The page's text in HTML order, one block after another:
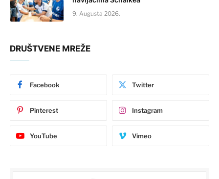
9. Augusta 2026.
DRUŠTVENE MREŽE
Facebook Twitter
Pinterest Instagram
YouTube Vimeo